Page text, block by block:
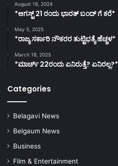
August 18, 2024
*ಆಗಸ್ಟ್ 21 ರಂದು ಭಾರತ್‌ ಬಂದ್‌ ಗೆ ಕರೆ*
May 5, 2025
*ರಾಜ್ಯ ಸರ್ಕಾರಿ ನೌಕರರ ತುಟ್ಟಿಭತ್ಯೆ ಹೆಚ್ಚಳ*
March 18, 2025
*ಮಾರ್ಚ್ 22ರಂದು ಏನಿರುತ್ತೆ? ಏನಿರಲ್ಲ?*
Categories
Belagavi News
Belgaum News
Business
Film & Entertainment